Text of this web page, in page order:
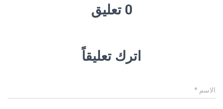
0 تعليق
اترك تعليقاً
الاسم *